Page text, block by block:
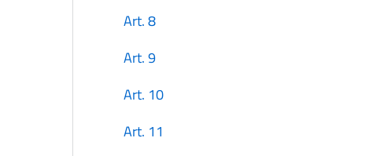
Art. 8
Art. 9
Art. 10
Art. 11